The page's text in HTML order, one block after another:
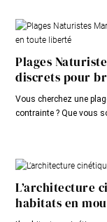
Plages
discrets pour
Vous cherchez une
contrainte ? Que vous
L’architecture
habitats en